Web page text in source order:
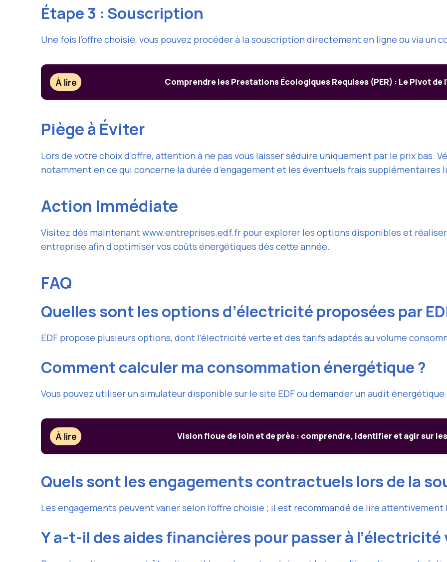
Étape 3 : Souscription
Une fois l’offre choisie, vous pouvez procéder à la souscription directement en ligne ou via un
À lire Comprendre les Prestations Écologiques Requises (PER) : Le Pivot de
Piège à Éviter
Lors de votre choix d’offre, attention à ne pas vous laisser séduire uniquement par le prix bas.
notamment en ce qui concerne la durée d’engagement et les éventuels frais supplémentaires
Action Immédiate
Visitez dès maintenant www.entreprises.edf.fr pour explorer les options disponibles et
entreprise afin d’optimiser vos coûts énergétiques dès cette année.
FAQ
Quelles sont les options d’électricité proposées par
EDF propose plusieurs options, dont l’électricité verte et des tarifs adaptés au volume
Comment calculer ma consommation énergétique ?
Vous pouvez utiliser un simulateur disponible sur le site EDF ou demander un audit
À lire Vision floue de loin et de près : comprendre, identifier et agir sur
Quels sont les engagements contractuels lors de la
Les engagements peuvent varier selon l’offre choisie ; il est recommandé de lire
Y a-t-il des aides financières pour passer à l’électricité